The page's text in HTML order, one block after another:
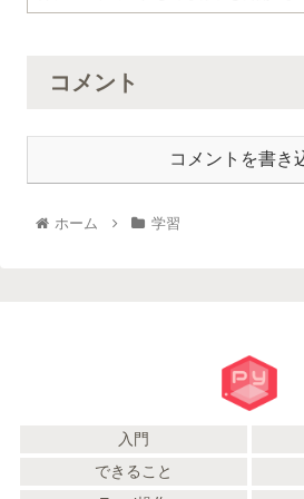
コメント
コメントを書き
ホーム 学習
入門
できること